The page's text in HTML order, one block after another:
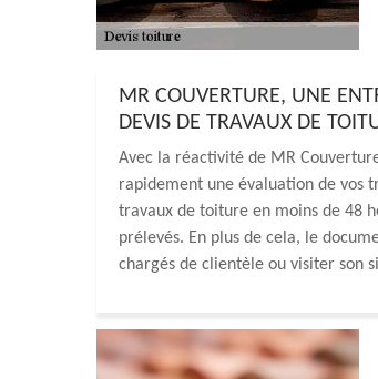
MR COUVERTURE, UNE
DEVIS DE TRAVAUX DE
Avec la réactivité de MR
rapidement une évaluation de vos
travaux de toiture en moins de 48
prélevés. En plus de cela, le
chargés de clientèle ou visiter son